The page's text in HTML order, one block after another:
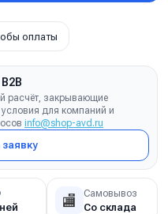
оплаты
расчёт, закрывающие
для компаний и
info@shop-avd.ru
🏬 Самовывоз
Со склада